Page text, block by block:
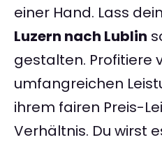
einer Hand. Lass
Luzern nach Lublin
gestalten. Profitiere
umfangreichen
ihrem fairen Preis-
Verhältnis. Du wirst